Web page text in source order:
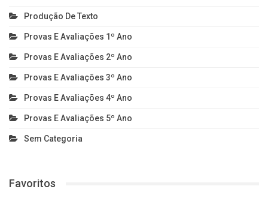
Produção De Texto
Provas E Avaliações 1º Ano
Provas E Avaliações 2º Ano
Provas E Avaliações 3º Ano
Provas E Avaliações 4º Ano
Provas E Avaliações 5º Ano
Sem Categoria
Favoritos